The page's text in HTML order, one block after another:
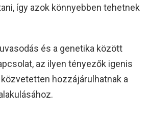
így azok könnyebben tehetnek
és a genetika között
az ilyen tényezők igenis
hozzájárulhatnak a